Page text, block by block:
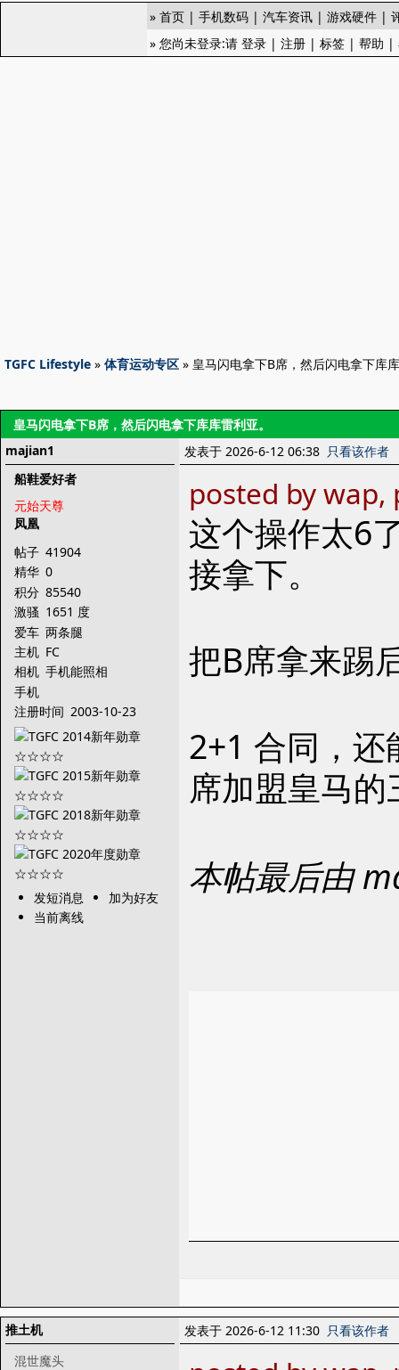
» 首页 | 手机数码 | 汽车资讯 | 游戏硬件 |
» 您尚未登录:请 登录 | 注册 | 标签 | 帮助 |
TGFC Lifestyle » 体育运动专区 » 皇马闪电拿下B席，然后闪电拿下库
皇马闪电拿下B席，然后闪电拿下库库雷利亚。
majian1
船鞋爱好者
元始天尊
凤凰
帖子 41904
精华 0
积分 85540
激骚 1651 度
爱车 两条腿
主机 FC
相机 手机能照相
手机
注册时间 2003-10-23
发短消息
加为好友
当前离线
发表于 2026-6-12 06:38 只看该作者
posted by
这个操作太6
接拿下。
把B席拿来踢
2+1 合同，
席加盟皇马
本帖最后由
推土机
混世魔头
发表于 2026-6-12 11:30 只看该作者